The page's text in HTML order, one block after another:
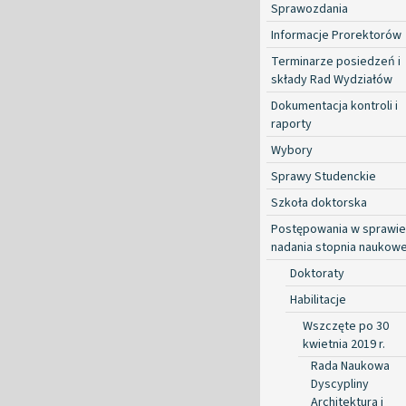
Sprawozdania
Informacje Prorektorów
Terminarze posiedzeń i
składy Rad Wydziałów
Dokumentacja kontroli i
raporty
Wybory
Sprawy Studenckie
Szkoła doktorska
Postępowania w sprawie
nadania stopnia
Doktoraty
Habilitacje
Wszczęte po 30
kwietnia 2019 r.
Rada Naukowa
Dyscypliny
Architektura i